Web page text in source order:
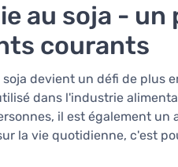
au soja - un
courants
soja devient un défi de plus
dans l'industrie
il est également
la vie quotidienne, c'est